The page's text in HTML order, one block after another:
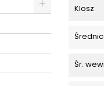
Klosz
Śr.